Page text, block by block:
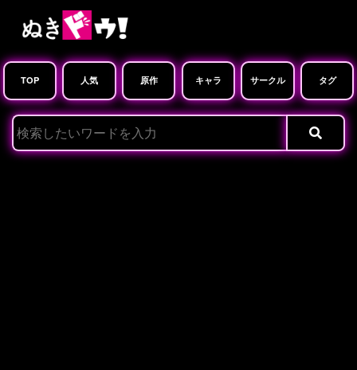
TOP 人気 原作 キャラ サークル タグ